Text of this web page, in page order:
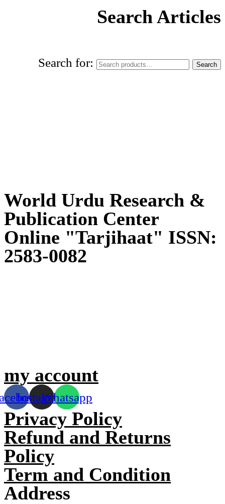
Search Articles
Search for: Search
World Urdu Research &
Publication Center
Online "Tarjihaat" ISSN:
2583-0082
my account
InstagramWhatsapp
Privacy Policy
Refund and Returns
Policy
Term and Condition
Address